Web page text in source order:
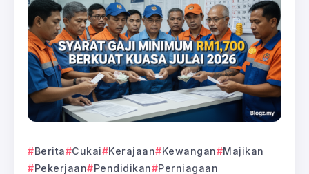
Berita Cukai Kerajaan Kewangan
Majikan
Pekerjaan
Pendidikan
Perniagaan